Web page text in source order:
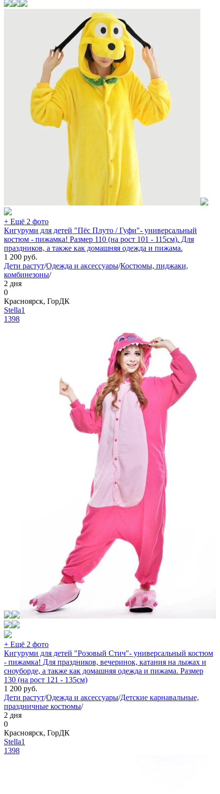
+ Ещё 2 фото
Кигуруми для детей "Пёс Плуто / Гуфи"- универсальный
костюм - пижамка! Размер 110 (на рост 101 - 115см). Для
праздников, а также как домашняя одежда и пижама.
1 200 руб.
Дети растут/Одежда и аксессуары/Костюмы, пиджаки,
комбинезоны/
2 дня
0
Красноярск, ГорДК
Stella1
1398
+ Ещё 2 фото
Кигуруми для детей "Розовый Стич"- универсальный костюм
- пижамка! Для праздников, вечеринок, катания на лыжах и
сноуборде, а также как домашняя одежда и пижама. Размер
130 (на рост 121 - 135см)
1 200 руб.
Дети растут/Одежда и аксессуары/Детские карнавальные,
праздничные костюмы/
2 дня
0
Красноярск, ГорДК
Stella1
1398